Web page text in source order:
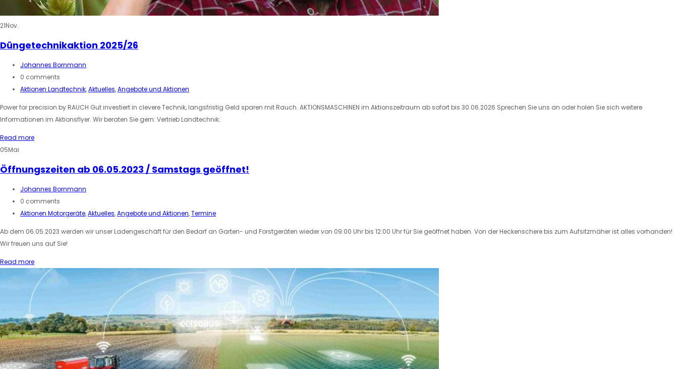
21Nov.
Düngetechnikaktion 2025/26
Johannes Bornmann
0 comments
Aktionen Landtechnik,Aktuelles,Angebote und Aktionen
Power for precision by RAUCH Gut investiert in clevere Technik, langsfristig Geld sparen mit Rauch. AKTIONSMASCHINEN im Aktionszeitraum ab sofort bis 30.06.2026 Sprechen Sie uns an oder holen Sie sich weitere
Informationen im Aktionsflyer. Wir beraten Sie gern: Vertrieb Landtechnik:
Read more
05Mai
Öffnungszeiten ab 06.05.2023 / Samstags geöffnet!
Johannes Bornmann
0 comments
Aktionen Motorgeräte,Aktuelles,Angebote und Aktionen,Termine
Ab dem 06.05.2023 werden wir unser Ladengeschäft für den Bedarf an Garten- und Forstgeräten wieder von 09:00 Uhr bis 12:00 Uhr für Sie geöffnet haben. Von der Heckenschere bis zum Aufsitzmäher ist alles vorhanden!
Wir freuen uns auf Sie!
Read more